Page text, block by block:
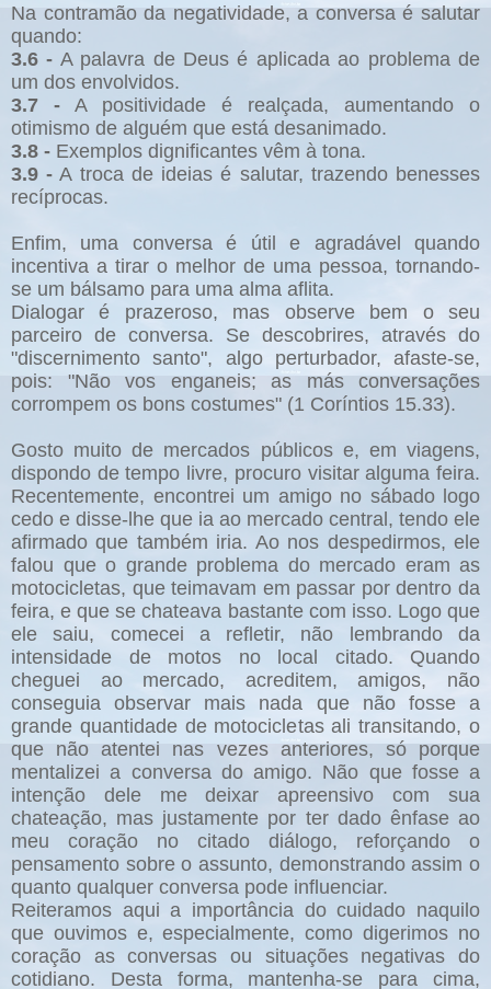
Na contramão da negatividade, a conversa é salutar
quando:
3.6 - A palavra de Deus é aplicada ao problema de
um dos envolvidos.
3.7 - A positividade é realçada, aumentando o
otimismo de alguém que está desanimado.
3.8 - Exemplos dignificantes vêm à tona.
3.9 - A troca de ideias é salutar, trazendo benesses
recíprocas.
Enfim, uma conversa é útil e agradável quando
incentiva a tirar o melhor de uma pessoa, tornando-
se um bálsamo para uma alma aflita.
Dialogar é prazeroso, mas observe bem o seu
parceiro de conversa. Se descobrires, através do
"discernimento santo", algo perturbador, afaste-se,
pois: "Não vos enganeis; as más conversações
corrompem os bons costumes" (1 Coríntios 15.33).
Gosto muito de mercados públicos e, em viagens,
dispondo de tempo livre, procuro visitar alguma feira.
Recentemente, encontrei um amigo no sábado logo
cedo e disse-lhe que ia ao mercado central, tendo ele
afirmado que também iria. Ao nos despedirmos, ele
falou que o grande problema do mercado eram as
motocicletas, que teimavam em passar por dentro da
feira, e que se chateava bastante com isso. Logo que
ele saiu, comecei a refletir, não lembrando da
intensidade de motos no local citado. Quando
cheguei ao mercado, acreditem, amigos, não
conseguia observar mais nada que não fosse a
grande quantidade de motocicletas ali transitando, o
que não atentei nas vezes anteriores, só porque
mentalizei a conversa do amigo. Não que fosse a
intenção dele me deixar apreensivo com sua
chateação, mas justamente por ter dado ênfase ao
meu coração no citado diálogo, reforçando o
pensamento sobre o assunto, demonstrando assim o
quanto qualquer conversa pode influenciar.
Reiteramos aqui a importância do cuidado naquilo
que ouvimos e, especialmente, como digerimos no
coração as conversas ou situações negativas do
cotidiano. Desta forma, mantenha-se para cima,